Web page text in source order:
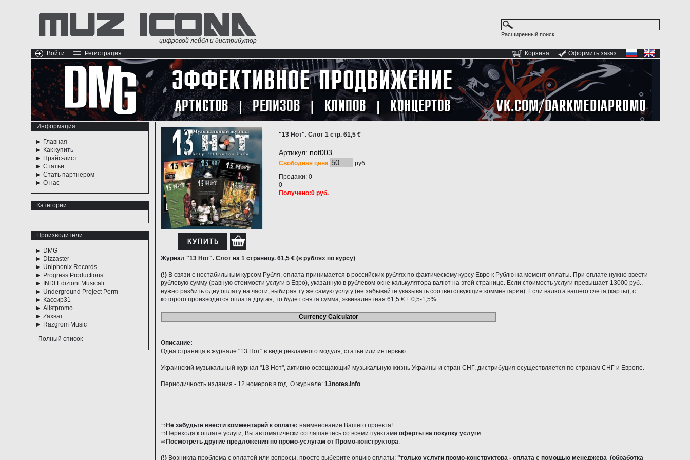
цифровой лейбл и дистрибутор
Расширенный поиск
Корзина Оформить заказ
Войти Регистрация
Информация
Главная
Как купить
Прайс-лист
Статьи
Стать партнером
О нас
Категории
Производители
DMG
Dizzaster
Uniphonix Records
Progress Productions
INDI Edizioni Musicali
Underground Project Perm
Кассир31
Allstpromo
Zахват
Razgrom Music
Полный список
"13 Нот". Слот 1 стр. 61,5 €
Артикул: not003
Свободная цена
руб.
Продажи: 0
0
Получено:0 руб.
Журнал "13 Нот". Слот на 1 страницу. 61,5 € (в рублях по курсу)
(!)В связи с нестабильным курсом Рубля, оплата принимается в российских рублях по фактическому курсу Евро к Рублю на момент оплаты. При оплате нужно ввести
рублевую сумму (равную стоимости услуги в Евро), указанную в рублевом окне калькулятора валют на этой странице. Если стоимость услуги превышает 13000 руб.,
нужно разбить одну оплату на части, выбирая ту же самую услугу (не забывайте указывать соответствующие комментарии). Если валюта вашего счета (карты), с
которого производится оплата другая, то будет снята сумма, эквивалентная 61,5 € ± 0,5-1,5%.
Currency Calculator
Описание:
Одна страница в журнале "13 Нот" в виде рекламного модуля, статьи или интервью.
Украинский музыкальный журнал "13 Нот", активно освещающий музыкальную жизнь Украины и стран СНГ, дистрибуция осуществляется по странам СНГ и Европе.
Периодичность издания - 12 номеров в год. О журнале: 13notes.info.
⇨Не забудьте ввести комментарий к оплате: наименование Вашего проекта!
⇨Переходя к оплате услуги, Вы автоматически соглашаетесь со всеми пунктами оферты на покупку услуги.
⇨Посмотреть другие предложения по промо-услугам от Промо-конструктора.
(!)Возникла проблема с оплатой или вопросы, просто выберите опцию оплаты: "только услуги промо-конструктора - оплата с помощью менеджера (обработка